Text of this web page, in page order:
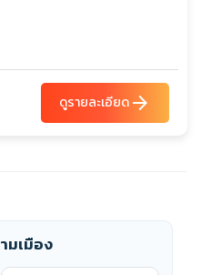
ยตต์ - อิสระช้อปปิ้ง -
ดูรายละเอียดarrow_forward
มเมือง